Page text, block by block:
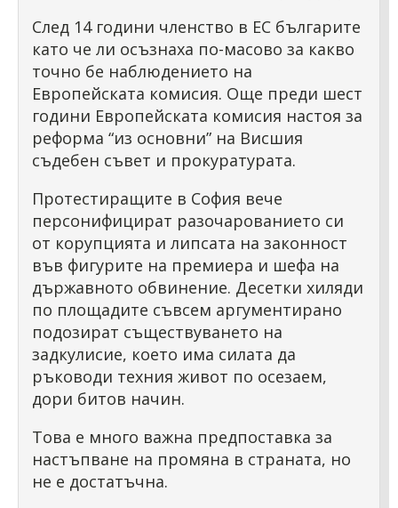
След 14 години членство в ЕС българите
като че ли осъзнаха по-масово за какво
точно бе наблюдението на
Европейската комисия. Още преди шест
години Европейската комисия настоя за
реформа “из основни” на Висшия
съдебен съвет и прокуратурата.
Протестиращите в София вече
персонифицират разочарованието си
от корупцията и липсата на законност
във фигурите на премиера и шефа на
държавното обвинение. Десетки хиляди
по площадите съвсем аргументирано
подозират съществуването на
задкулисие, което има силата да
ръководи техния живот по осезаем,
дори битов начин.
Това е много важна предпоставка за
настъпване на промяна в страната, но
не е достатъчна.